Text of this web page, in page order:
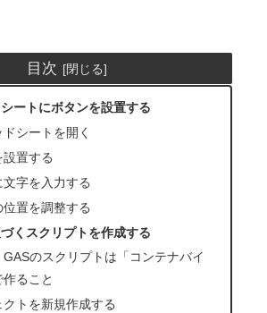
目次
ートにボタンを設置する
シートを開く
置する
文字を入力する
位置を調整する
くスクリプトを作成する
GASのスクリプトは「コンテナバイ
ること
クトを新規作成する